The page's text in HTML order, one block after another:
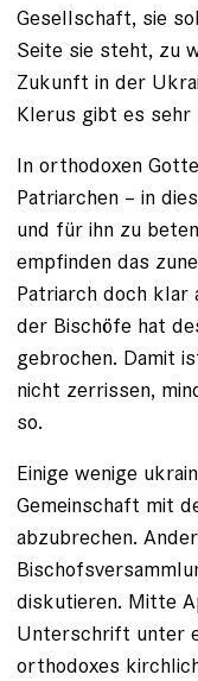
Gesellschaft, sie
Seite sie steht, zu
Zukunft in der
Klerus gibt es sehr
In orthodoxen
Patriarchen – in
und für ihn zu
empfinden das
Patriarch doch klar
der Bischöfe hat
gebrochen. Damit
nicht zerrissen,
so.
Einige wenige
Gemeinschaft mit
abzubrechen.
diskutieren. Mitte
Unterschrift unter
orthodoxes